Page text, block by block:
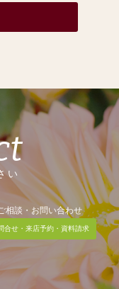
い
相談・お問い合わせ
合せ・来店予約・資料請求